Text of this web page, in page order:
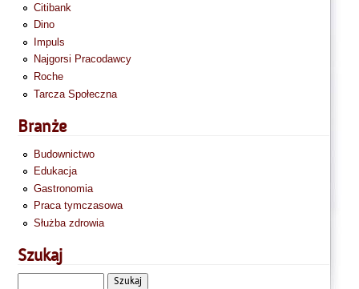
Citibank
Dino
Impuls
Najgorsi Pracodawcy
Roche
Tarcza Społeczna
Branże
Budownictwo
Edukacja
Gastronomia
Praca tymczasowa
Służba zdrowia
Szukaj